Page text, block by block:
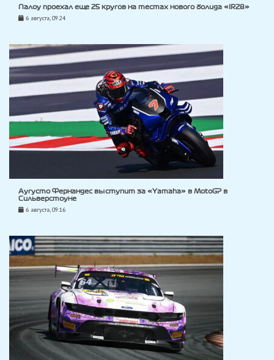
Палоу проехал еще 25 кругов на тестах нового болида «IR28»
6 августа, 09:24
Аугусто Фернандес выступит за «Yamaha» в MotoGP в
Сильверстоуне
6 августа, 09:16